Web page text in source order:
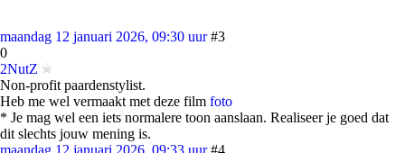
maandag 12 januari 2026, 09:30 uur #3
0
2NutZ
Non-profit paardenstylist.
Heb me wel vermaakt met deze film foto
* Je mag wel een iets normalere toon aanslaan. Realiseer je goed dat
dit slechts jouw mening is.
maandag 12 januari 2026, 09:33 uur #4